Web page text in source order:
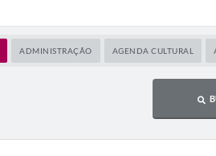
ADMINISTRAÇÃO AGENDA CULTURAL